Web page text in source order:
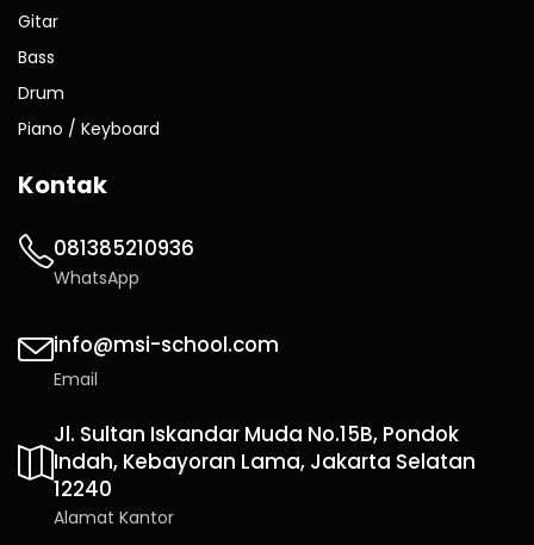
Gitar
Bass
Drum
Piano / Keyboard
Kontak
081385210936
WhatsApp
info@msi-school.com
Email
Jl. Sultan Iskandar Muda No.15B, Pondok
Indah, Kebayoran Lama, Jakarta Selatan
12240
Alamat Kantor